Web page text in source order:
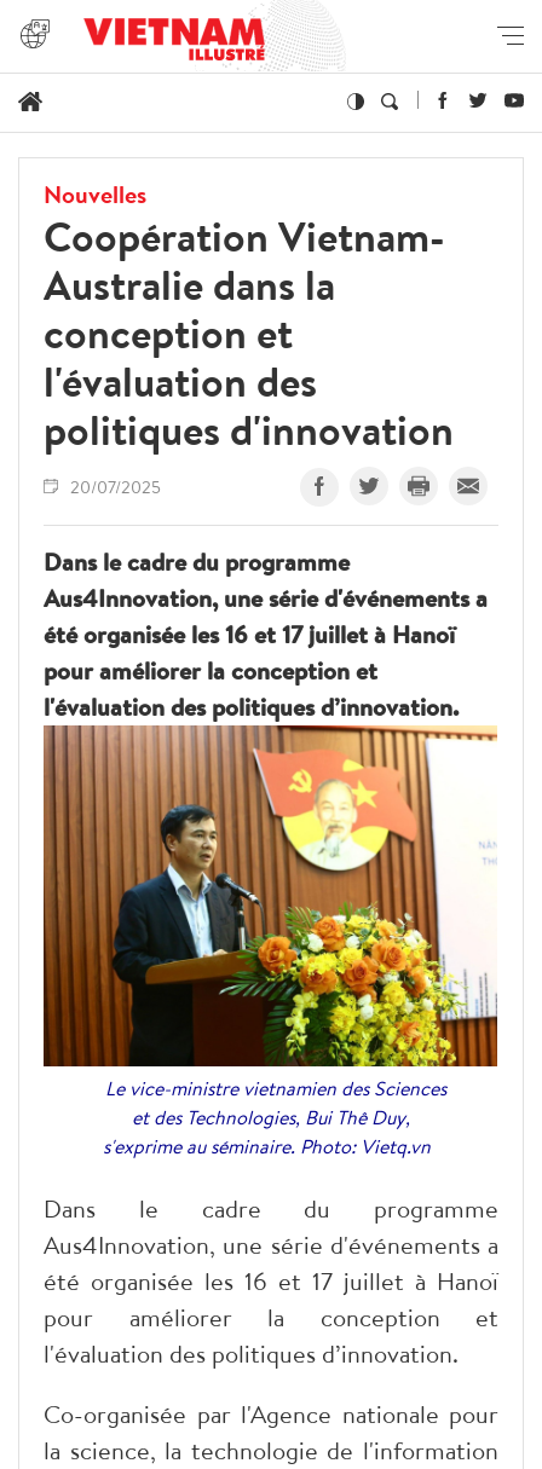
Nouvelles
Coopération Vietnam-
Australie dans la
conception et
l'évaluation des
politiques d'innovation
20/07/2025
Dans le cadre du programme
Aus4Innovation, une série d'événements a
été organisée les 16 et 17 juillet à Hanoï
pour améliorer la conception et
l'évaluation des politiques d’innovation.
Le vice-ministre vietnamien des Sciences
et des Technologies, Bui Thê Duy,
s'exprime au séminaire. Photo: Vietq.vn
Dans le cadre du programme
Aus4Innovation, une série d'événements a
été organisée les 16 et 17 juillet à Hanoï
pour améliorer la conception et
l'évaluation des politiques d’innovation.
Co-organisée par l'Agence nationale pour
la science, la technologie de l'information